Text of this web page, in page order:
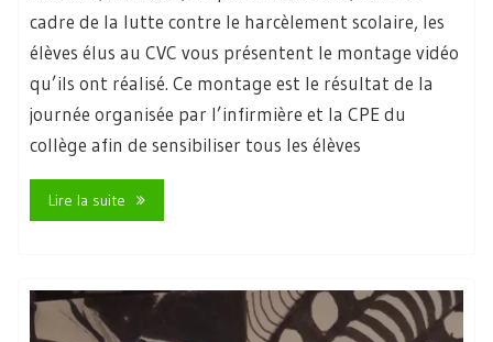
cadre de la lutte contre le harcèlement scolaire, les
élèves élus au CVC vous présentent le montage vidéo
qu’ils ont réalisé. Ce montage est le résultat de la
journée organisée par l’infirmière et la CPE du
collège afin de sensibiliser tous les élèves
Lire la suite